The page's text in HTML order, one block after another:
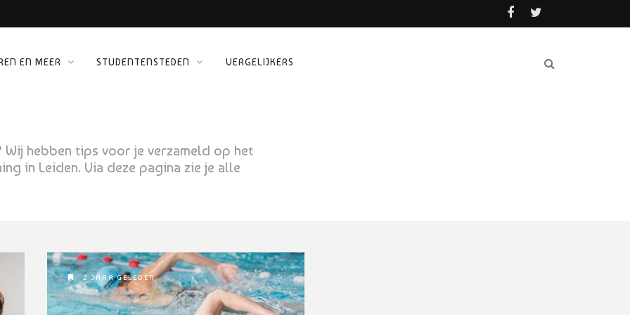
EN MEER STUDENTENSTEDEN VERGELIJKERS
hebben tips voor je verzameld op het
in Leiden. Via deze pagina zie je alle
2 JAAR GELEDEN